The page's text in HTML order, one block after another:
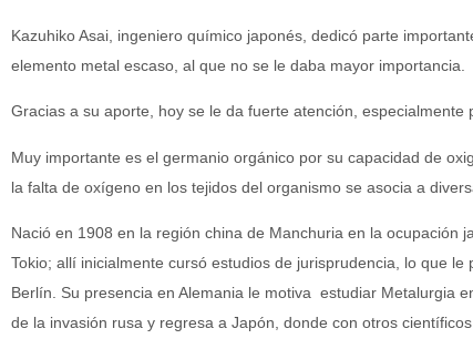
Kazuhiko Asai, ingeniero químico japonés, dedicó parte
elemento metal escaso, al que no se le daba mayor importancia.
Gracias a su aporte, hoy se le da fuerte atención, especialmente
Muy importante es el germanio orgánico por su capacidad de
la falta de oxígeno en los tejidos del organismo se asocia a
Nació en 1908 en la región china de Manchuria en la ocupación
Tokio; allí inicialmente cursó estudios de jurisprudencia, lo que
Berlín. Su presencia en Alemania le motiva estudiar Metalurgia
de la invasión rusa y regresa a Japón, donde con otros